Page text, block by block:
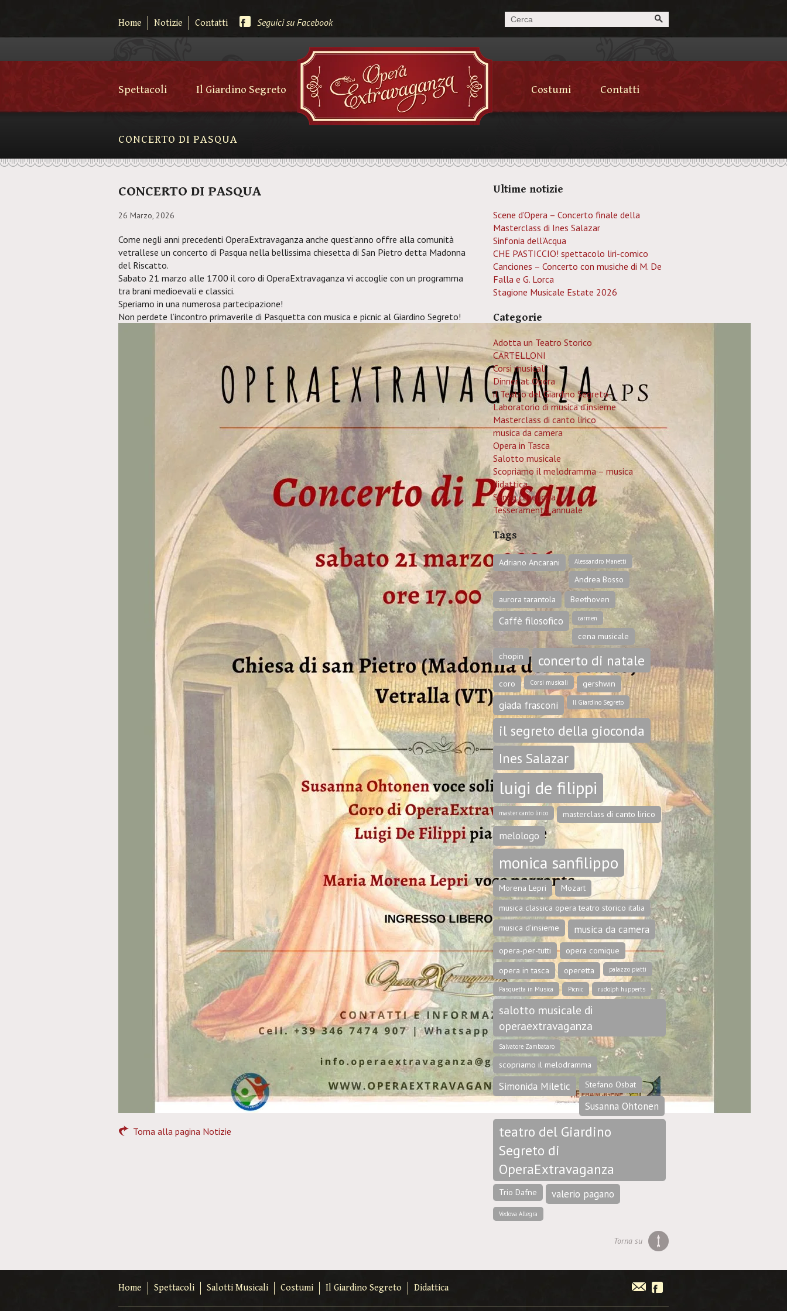
Home Notizie Contatti Seguici su Facebook
Spettacoli Il Giardino Segreto Costumi Contatti
CONCERTO DI PASQUA
CONCERTO DI PASQUA
26 Marzo, 2026
Come negli anni precedenti OperaExtravaganza anche quest’anno offre alla comunità
vetrallese un concerto di Pasqua nella bellissima chiesetta di San Pietro detta Madonna
del Riscatto.
Sabato 21 marzo alle 17.00 il coro di OperaExtravaganza vi accoglie con un programma
tra brani medioevali e classici.
Speriamo in una numerosa partecipazione!
Non perdete l’incontro primaverile di Pasquetta con musica e picnic al Giardino Segreto!
Torna alla pagina Notizie
Ultime notizie
Scene d’Opera – Concerto finale della
Masterclass di Ines Salazar
Sinfonia dell’Acqua
CHE PASTICCIO! spettacolo liri-comico
Canciones – Concerto con musiche di M. De
Falla e G. Lorca
Stagione Musicale Estate 2026
Categorie
Adotta un Teatro Storico
CARTELLONI
Corsi musicali
Dinner at Opera
il Teatro del Giardino Segreto
Laboratorio di musica d'insieme
Masterclass di canto lirico
musica da camera
Opera in Tasca
Salotto musicale
Scopriamo il melodramma – musica
didattica
Senza categoria
Tesseramento annuale
Tags
Adriano Ancarani Alessandro Manetti
Andrea Bosso
aurora tarantola
Beethoven
Caffè filosofico carmen
cena musicale
chopin
concerto di natale
coro Corsi musicali gershwin
giada frasconi Il Giardino Segreto
il segreto della gioconda
Ines Salazar
luigi de filippi
master canto lirico masterclass di canto lirico
melologo
monica sanfilippo
Morena Lepri
Mozart
musica classica opera teatro storico italia
musica d'insieme
musica da camera
opera-per-tutti
opera comique
opera in tasca
operetta palazzo piatti
Pasquetta in Musica Picnic rudolph hupperts
salotto musicale di
operaextravaganza
Salvatore Zambataro
scopriamo il melodramma
Simonida Miletic Stefano Osbat
Susanna Ohtonen
teatro del Giardino
Segreto di
OperaExtravaganza
Trio Dafne valerio pagano
Vedova Allegra
Torna su
Home Spettacoli Salotti Musicali Costumi Il Giardino Segreto Didattica